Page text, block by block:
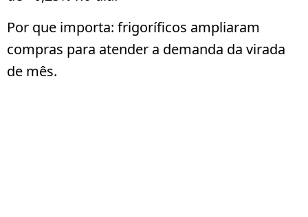
Por que importa: frigoríficos ampliaram
compras para atender a demanda da virada
de mês.